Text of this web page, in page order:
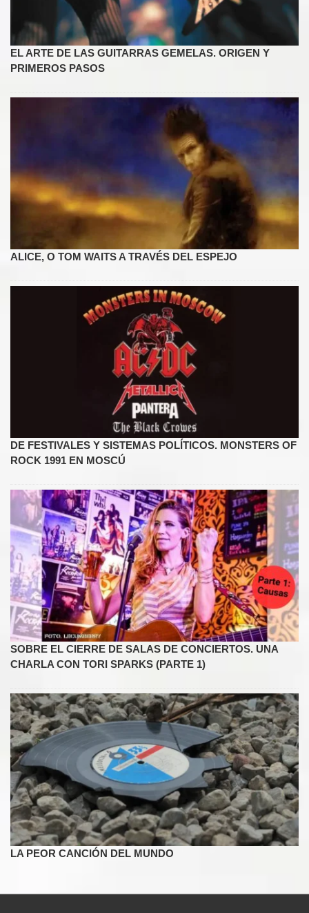
EL ARTE DE LAS GUITARRAS GEMELAS. ORIGEN Y
PRIMEROS PASOS
ALICE, O TOM WAITS A TRAVÉS DEL ESPEJO
DE FESTIVALES Y SISTEMAS POLÍTICOS. MONSTERS OF
ROCK 1991 EN MOSCÚ
SOBRE EL CIERRE DE SALAS DE CONCIERTOS. UNA
CHARLA CON TORI SPARKS (PARTE 1)
LA PEOR CANCIÓN DEL MUNDO